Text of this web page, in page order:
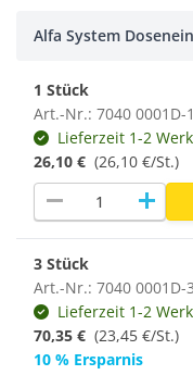
Alfa System
1 Stück
Art.-Nr.: 7040 0001D-
Lieferzeit 1-2
26,10 € (26,10 €/St.)
remove add
3 Stück
Art.-Nr.: 7040 0001D-
Lieferzeit 1-2
70,35 € (23,45 €/St.)
10 % Ersparnis